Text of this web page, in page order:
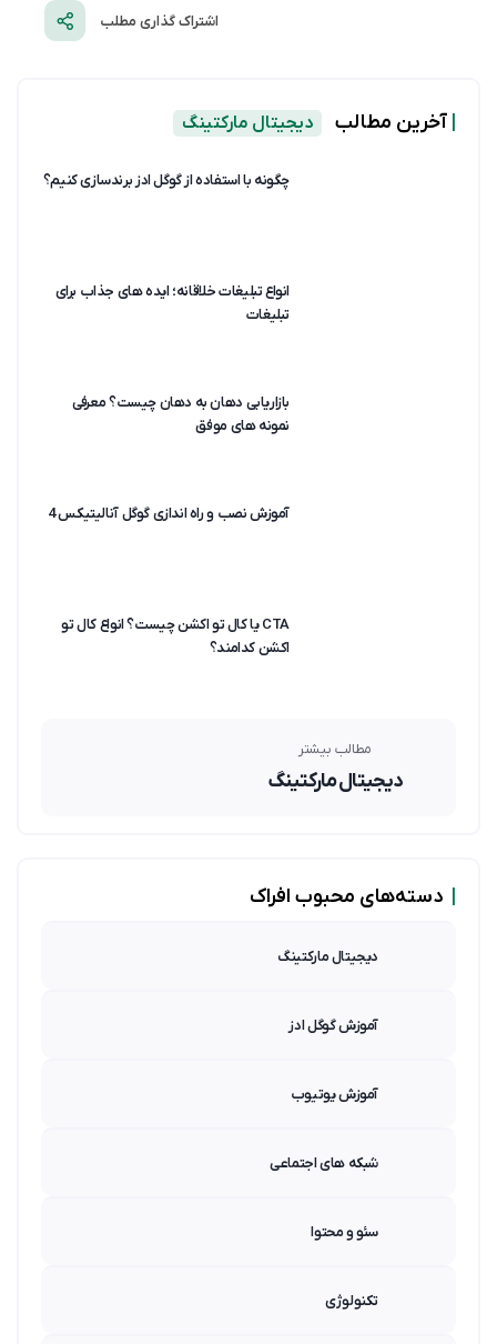
اشتراک گذاری مطلب
آخرین مطالب دیجیتال مارکتینگ
چگونه با استفاده از گوگل ادز برندسازی کنیم؟
انواع تبلیغات خلاقانه؛ ایده های جذاب برای
تبلیغات
بازاریابی دهان به دهان چیست؟ معرفی
نمونه های موفق
آموزش نصب و راه اندازی گوگل آنالیتیکس 4
CTA یا کال تو اکشن چیست؟ انواع کال تو
اکشن کدامند؟
مطالب بیشتر
دیجیتال مارکتینگ
دسته‌های محبوب افراک
دیجیتال مارکتینگ
آموزش گوگل ادز
آموزش یوتیوب
شبکه های اجتماعی
سئو و محتوا
تکنولوژی